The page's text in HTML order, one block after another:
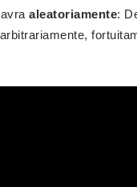
aleatoriamente: